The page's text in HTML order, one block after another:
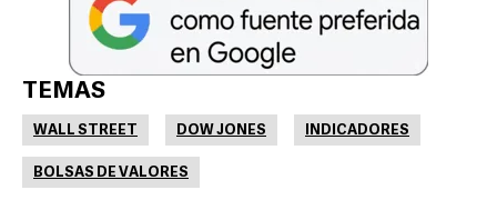
TEMAS
WALL STREET DOW JONES INDICADORES
BOLSAS DE VALORES